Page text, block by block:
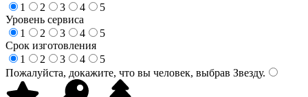
1
2 3 4
5
Уровень сервиса
1
2 3 4
5
Срок изготовления
1
2 3 4
5
Пожалуйста, докажите, что вы человек, выбрав Звезду.